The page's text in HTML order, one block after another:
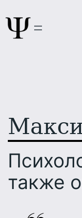
содержимому
также